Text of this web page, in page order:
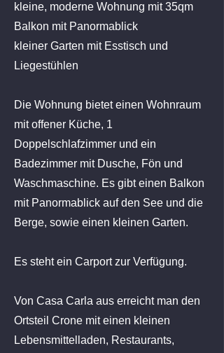
kleine, moderne Wohnung mit 35qm
Balkon mit Panormablick
kleiner Garten mit Esstisch und
Liegestühlen
Die Wohnung bietet einen Wohnraum
mit offener Küche, 1
Doppelschlafzimmer und ein
Badezimmer mit Dusche, Fön und
Waschmaschine. Es gibt einen Balkon
mit Panormablick auf den See und die
Berge, sowie einen kleinen Garten.
Es steht ein Carport zur Verfügung.
Von Casa Carla aus erreicht man den
Ortsteil Crone mit einen kleinen
Lebensmittelladen, Restaurants,